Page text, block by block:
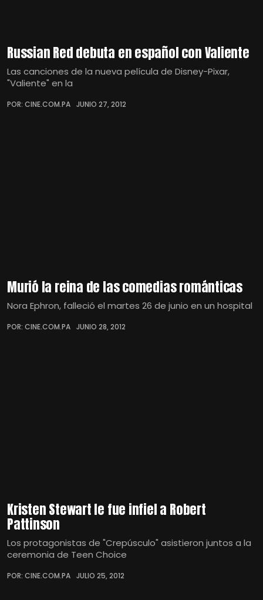
Russian Red debuta en español con Valiente
Las canciones de la nueva película de Disney-Pixar,
"Valiente" en la
POR: CINE.COM.PA JUNIO 27, 2012
Murió la reina de las comedias románticas
Nora Ephron, falleció el martes 26 de junio en un hospital
POR: CINE.COM.PA JUNIO 28, 2012
Kristen Stewart le fue infiel a Robert
Pattinson
Los protagonistas de "Crepúsculo" asistieron juntos a la
ceremonia de Teen Choice
POR: CINE.COM.PA JULIO 25, 2012